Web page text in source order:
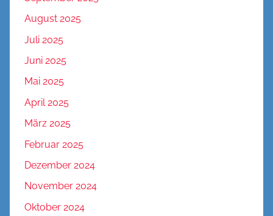
August 2025
Juli 2025
Juni 2025
Mai 2025
April 2025
März 2025
Februar 2025
Dezember 2024
November 2024
Oktober 2024